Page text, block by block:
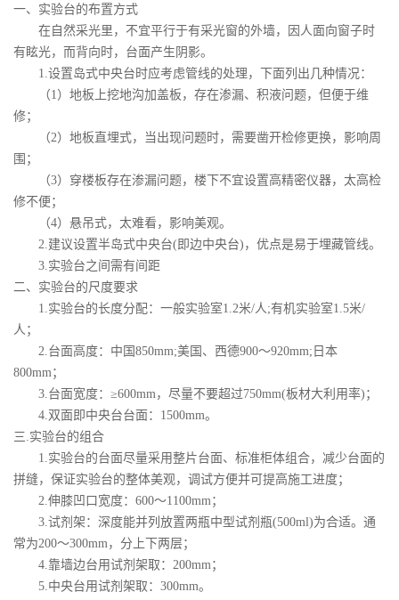
一、实验台的布置方式
在自然采光里，不宜平行于有采光窗的外墙，因人面向窗子时
有眩光，而背向时，台面产生阴影。
1.设置岛式中央台时应考虑管线的处理，下面列出几种情况：
（1）地板上挖地沟加盖板，存在渗漏、积液问题，但便于维
修；
（2）地板直埋式，当出现问题时，需要凿开检修更换，影响周
围；
（3）穿楼板存在渗漏问题，楼下不宜设置高精密仪器，太高检
修不便；
（4）悬吊式，太难看，影响美观。
2.建议设置半岛式中央台(即边中央台)，优点是易于埋藏管线。
3.实验台之间需有间距
二、实验台的尺度要求
1.实验台的长度分配：一般实验室1.2米/人;有机实验室1.5米/
人；
2.台面高度：中国850mm;美国、西德900～920mm;日本
800mm；
3.台面宽度：≥600mm，尽量不要超过750mm(板材大利用率)；
4.双面即中央台台面：1500mm。
三.实验台的组合
1.实验台的台面尽量采用整片台面、标准柜体组合，减少台面的
拼缝，保证实验台的整体美观，调试方便并可提高施工进度；
2.伸膝凹口宽度：600～1100mm；
3.试剂架：深度能并列放置两瓶中型试剂瓶(500ml)为合适。通
常为200～300mm，分上下两层；
4.靠墙边台用试剂架取：200mm；
5.中央台用试剂架取：300mm。